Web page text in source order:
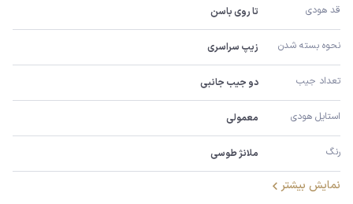
قد هودی تا روی باسن
نحوه بسته شدن زیپ سراسری
تعداد جیب دو جیب جانبی
استایل هودی معمولی
رنگ ملانژ طوسی
نمایش بیشتر